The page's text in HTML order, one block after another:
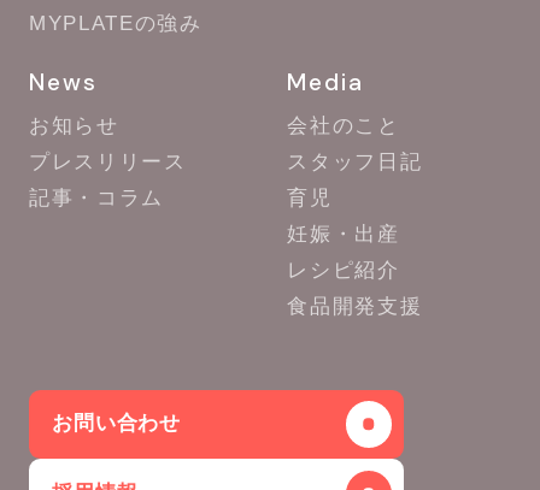
MYPLATEの強み
News
お知らせ
プレスリリース
記事・コラム
Media
会社のこと
スタッフ日記
育児
妊娠・出産
レシピ紹介
食品開発支援
お問い合わせ